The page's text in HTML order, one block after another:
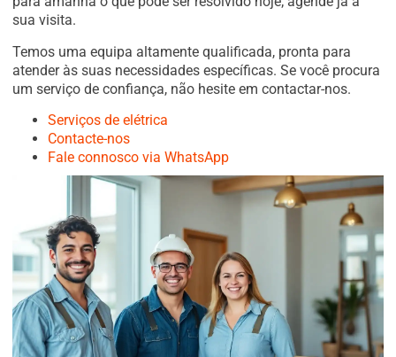
sua visita.
Temos uma equipa altamente qualificada, pronta para
atender às suas necessidades específicas. Se você procura
um serviço de confiança, não hesite em contactar-nos.
Serviços de elétrica
Contacte-nos
Fale connosco via WhatsApp